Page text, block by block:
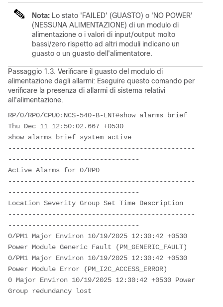
Nota: Lo stato 'FAILED' (GUASTO) o 'NO POWER'
(NESSUNA ALIMENTAZIONE) di un modulo di
alimentazione o i valori di input/output molto
bassi/zero rispetto ad altri moduli indicano un
guasto o un guasto dell'alimentatore.
Passaggio 1.3. Verificare il guasto del modulo di
alimentazione dagli allarmi: Eseguire questo comando per
verificare la presenza di allarmi di sistema relativi
all'alimentazione.
RP/0/RP0/CPU0:NCS-540-B-LNT#show alarms brief
Thu Dec 11 12:50:02.667 +0530
show alarms brief system active
-----------------------------------------------
---------------------------------
Active Alarms for 0/RP0
-----------------------------------------------
---------------------------------
Location Severity Group Set Time Description
-----------------------------------------------
---------------------------------
0/PM1 Major Environ 10/19/2025 12:30:42 +0530
Power Module Generic Fault (PM_GENERIC_FAULT)
0/PM1 Major Environ 10/19/2025 12:30:42 +0530
Power Module Error (PM_I2C_ACCESS_ERROR)
0 Major Environ 10/19/2025 12:30:42 +0530 Power
Group redundancy lost